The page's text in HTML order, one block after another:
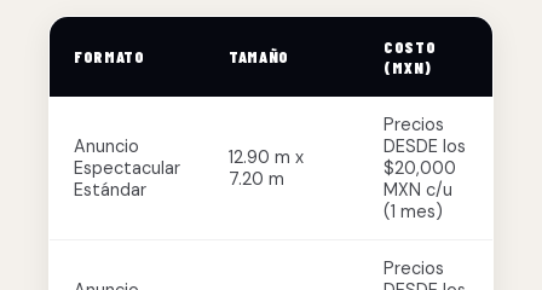
FORMATO TAMAÑO
COSTO
(MXN)
Anuncio
Espectacular
Estándar
12.90 m x
7.20 m
Precios
DESDE los
$20,000
MXN c/u
(1 mes)
Precios